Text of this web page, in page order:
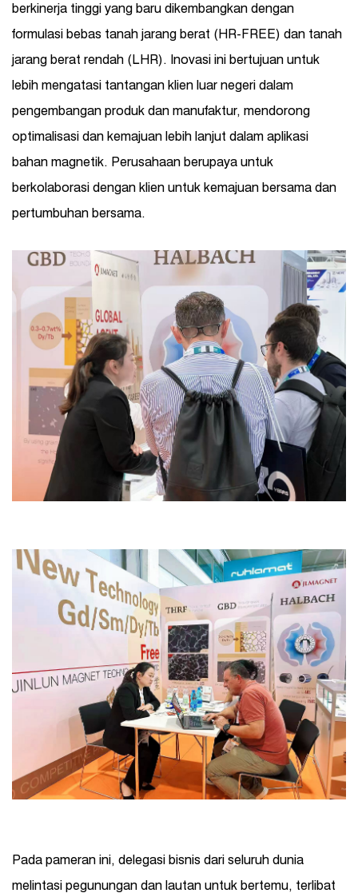
berkinerja tinggi yang baru dikembangkan dengan
formulasi bebas tanah jarang berat (HR-FREE) dan tanah
jarang berat rendah (LHR). Inovasi ini bertujuan untuk
lebih mengatasi tantangan klien luar negeri dalam
pengembangan produk dan manufaktur, mendorong
optimalisasi dan kemajuan lebih lanjut dalam aplikasi
bahan magnetik. Perusahaan berupaya untuk
berkolaborasi dengan klien untuk kemajuan bersama dan
pertumbuhan bersama.
Pada pameran ini, delegasi bisnis dari seluruh dunia
melintasi pegunungan dan lautan untuk bertemu, terlibat